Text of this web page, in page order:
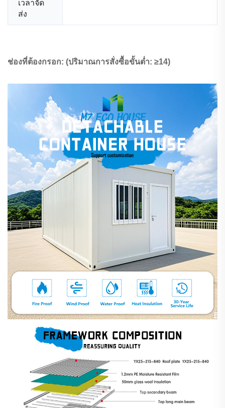
เวลาจัด
ส่ง
ช่องที่ต้องกรอก: (ปริมาณการสั่งซื้อขั้นต่ำ: ≥14)